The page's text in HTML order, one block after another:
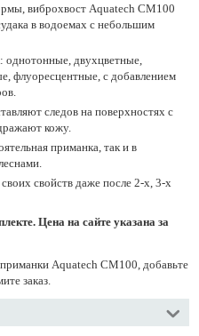
виброхвост Aquatech СМ100
в водоемах с небольшим
двухцветные,
флуоресцентные, с добавлением
следов на поверхностях с
кожу.
приманка, так и в
свойств даже после 2-х, 3-х
Цена на сайте указана за
Aquatech СМ100, добавьте
заказ.